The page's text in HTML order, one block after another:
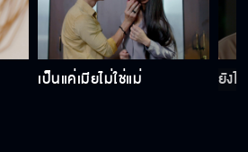
ลูกสาวคุณชื่อลลิตาไม่ใช่อีเย็น
ซ่านเสน่หา คืนนี้เสนอตอนแรก
เป็นแค่เมียไม่ใช่แม่ ยังไ